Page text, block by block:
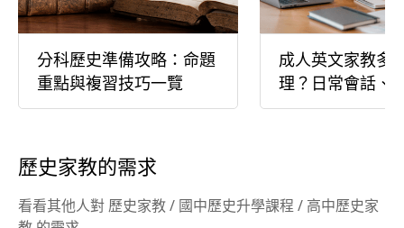
分科歷史準備攻略：命題
重點與複習技巧一覽
成人英文家教多
理？日常會話、
大不同！
歷史家教的需求
看看其他人對 歷史家教 / 國中歷史升學課程 / 高中歷史家